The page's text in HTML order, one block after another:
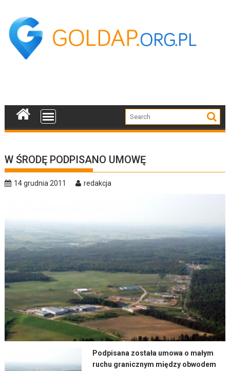
content
W ŚRODĘ PODPISANO UMOWĘ
14 grudnia 2011 redakcja
Podpisana została umowa o małym
ruchu granicznym między obwodem